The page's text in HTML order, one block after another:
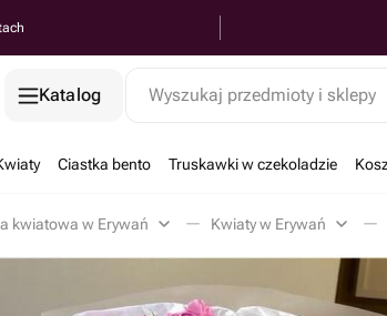
Katalog Wyszukaj przedmioty i sklepy
Ciastka bento Truskawki w czekoladzie
kwiatowa w Erywań Kwiaty w Erywań